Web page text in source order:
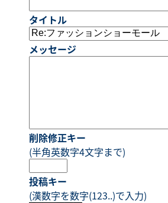
タイトル
メッセージ
削除修正キー
(半角英数字4文字まで)
投稿キー
(漢数字を数字(123..)で入力)